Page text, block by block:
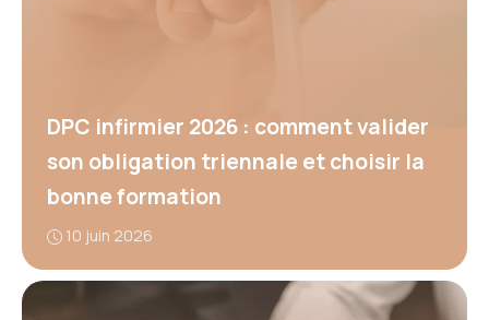
DPC infirmier 2026 : comment valider
son obligation triennale et choisir la
bonne formation
10 juin 2026